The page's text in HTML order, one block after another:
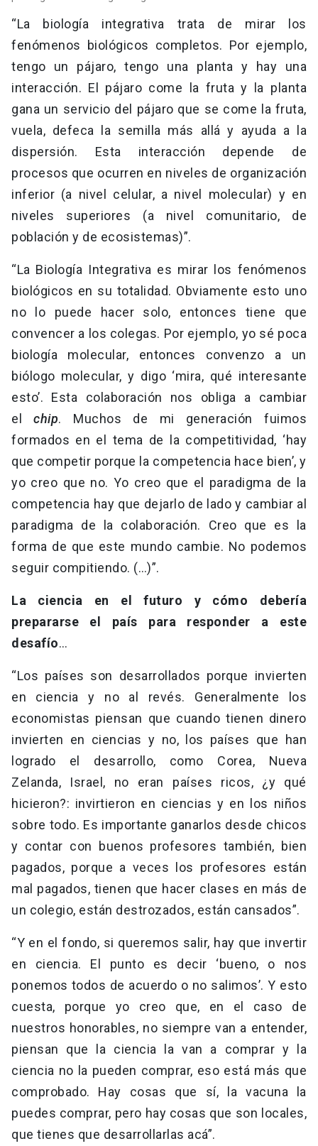
“La biología integrativa trata de mirar los
fenómenos biológicos completos. Por ejemplo,
tengo un pájaro, tengo una planta y hay una
interacción. El pájaro come la fruta y la planta
gana un servicio del pájaro que se come la fruta,
vuela, defeca la semilla más allá y ayuda a la
dispersión. Esta interacción depende de
procesos que ocurren en niveles de organización
inferior (a nivel celular, a nivel molecular) y en
niveles superiores (a nivel comunitario, de
población y de ecosistemas)”.
“La Biología Integrativa es mirar los fenómenos
biológicos en su totalidad. Obviamente esto uno
no lo puede hacer solo, entonces tiene que
convencer a los colegas. Por ejemplo, yo sé poca
biología molecular, entonces convenzo a un
biólogo molecular, y digo ‘mira, qué interesante
esto’. Esta colaboración nos obliga a cambiar
elchip. Muchos de mi generación fuimos
formados en el tema de la competitividad, ‘hay
que competir porque la competencia hace bien’, y
yo creo que no. Yo creo que el paradigma de la
competencia hay que dejarlo de lado y cambiar al
paradigma de la colaboración. Creo que es la
forma de que este mundo cambie. No podemos
seguir compitiendo. (…)”.
La ciencia en el futuro y cómo debería
prepararse el país para responder a este
desafío…
“Los países son desarrollados porque invierten
en ciencia y no al revés. Generalmente los
economistas piensan que cuando tienen dinero
invierten en ciencias y no, los países que han
logrado el desarrollo, como Corea, Nueva
Zelanda, Israel, no eran países ricos, ¿y qué
hicieron?: invirtieron en ciencias y en los niños
sobre todo. Es importante ganarlos desde chicos
y contar con buenos profesores también, bien
pagados, porque a veces los profesores están
mal pagados, tienen que hacer clases en más de
un colegio, están destrozados, están cansados”.
“Y en el fondo, si queremos salir, hay que invertir
en ciencia. El punto es decir ‘bueno, o nos
ponemos todos de acuerdo o no salimos’. Y esto
cuesta, porque yo creo que, en el caso de
nuestros honorables, no siempre van a entender,
piensan que la ciencia la van a comprar y la
ciencia no la pueden comprar, eso está más que
comprobado. Hay cosas que sí, la vacuna la
puedes comprar, pero hay cosas que son locales,
que tienes que desarrollarlas acá”.